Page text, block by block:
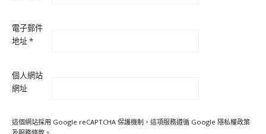
電子郵件
地址*
個人網站
網址
這個網站採用 Google reCAPTCHA 保護機制，這項服務遵循 Google 隱私權政策